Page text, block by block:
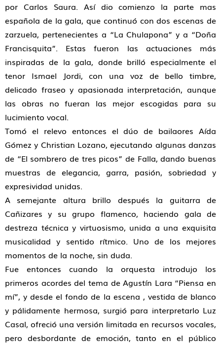
por Carlos Saura. Así dio comienzo la parte mas
española de la gala, que continuó con dos escenas de
zarzuela, pertenecientes a “La Chulapona” y a “Doña
Francisquita”. Estas fueron las actuaciones más
inspiradas de la gala, donde brilló especialmente el
tenor Ismael Jordi, con una voz de bello timbre,
delicado fraseo y apasionada interpretación, aunque
las obras no fueran las mejor escogidas para su
lucimiento vocal.
Tomó el relevo entonces el dúo de bailaores Aída
Gómez y Christian Lozano, ejecutando algunas danzas
de “El sombrero de tres picos” de Falla, dando buenas
muestras de elegancia, garra, pasión, sobriedad y
expresividad unidas.
A semejante altura brillo después la guitarra de
Cañizares y su grupo flamenco, haciendo gala de
destreza técnica y virtuosismo, unida a una exquisita
musicalidad y sentido rítmico. Uno de los mejores
momentos de la noche, sin duda.
Fue entonces cuando la orquesta introdujo los
primeros acordes del tema de Agustín Lara “Piensa en
mí”, y desde el fondo de la escena , vestida de blanco
y pálidamente hermosa, surgió para interpretarlo Luz
Casal, ofreció una versión limitada en recursos vocales,
pero desbordante de emoción, tanto en el público